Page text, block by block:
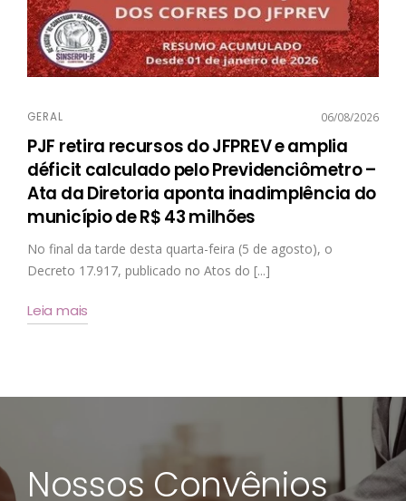
GERAL 06/08/2026
PJF retira recursos do JFPREV e amplia
déficit calculado pelo Previdenciômetro –
Ata da Diretoria aponta inadimplência do
município de R$ 43 milhões
No final da tarde desta quarta-feira (5 de agosto), o
Decreto 17.917, publicado no Atos do [...]
Leia mais
Nossos Convênios